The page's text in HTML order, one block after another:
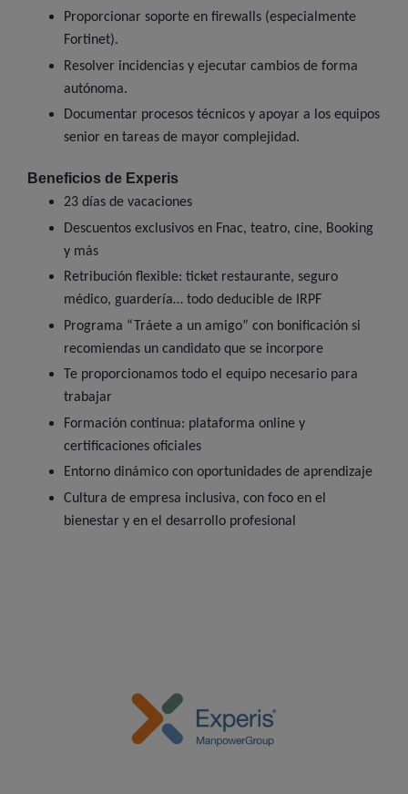
Proporcionar soporte en firewalls (especialmente
Fortinet).
Resolver incidencias y ejecutar cambios de forma
autónoma.
Documentar procesos técnicos y apoyar a los equipos
senior en tareas de mayor complejidad.
Beneficios de Experis
23 días de vacaciones
Descuentos exclusivos en Fnac, teatro, cine, Booking
y más
Retribución flexible: ticket restaurante, seguro
médico, guardería… todo deducible de IRPF
Programa “Tráete a un amigo” con bonificación si
recomiendas un candidato que se incorpore
Te proporcionamos todo el equipo necesario para
trabajar
Formación continua: plataforma online y
certificaciones oficiales
Entorno dinámico con oportunidades de aprendizaje
Cultura de empresa inclusiva, con foco en el
bienestar y en el desarrollo profesional